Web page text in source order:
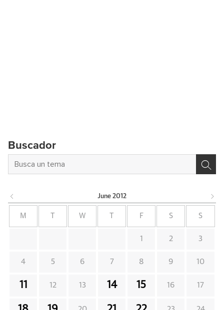
Buscador
June 2012
M W F S S
1 2 3
4 5 6 7 8 9 10
11 12 13 14 15 16 17